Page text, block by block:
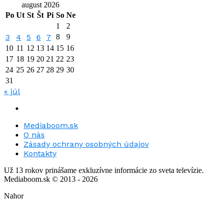
august 2026
Po Ut St Št Pi So Ne
1
2
3 4 5 6 7 8
9
10 11 12 13 14 15 16
17 18 19 20 21 22 23
24 25 26 27 28 29 30
31
« júl
Mediaboom.sk
O nás
Zásady ochrany osobných údajov
Kontakty
Už 13 rokov prinášame exkluzívne informácie zo sveta televízie.
Mediaboom.sk © 2013 - 2026
Nahor